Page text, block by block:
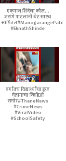
एकनाथ शिंदेंचा कॉल...
जरांगे पाटलांनी थेट स्पष्टच
सांगितलं#ManojJarangePatil
#EknathShinde
वर्गातच विद्यार्थ्याचा ड्रग्ज
घेतानाचा व्हिडिओ
समोर#ThaneNews
#CrimeNews
#ViralVideo
#SchoolSafety